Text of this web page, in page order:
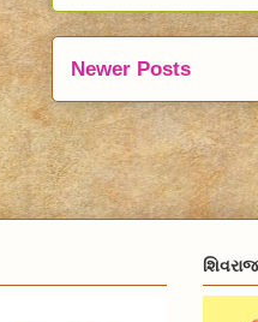
Newer Posts